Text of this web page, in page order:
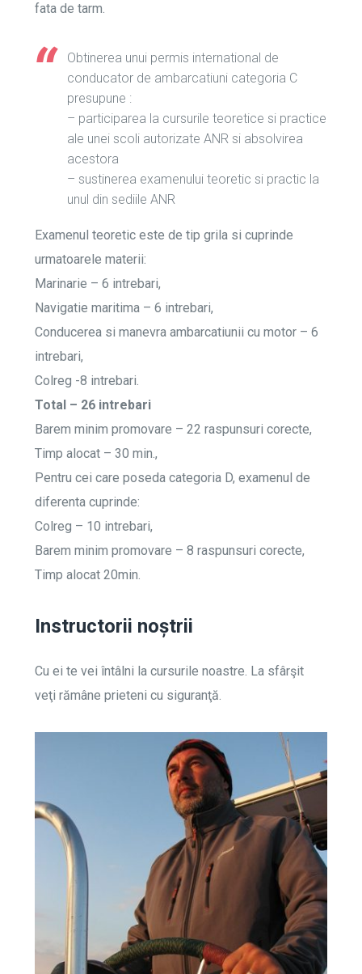
fata de tarm.
Obtinerea unui permis international de
conducator de ambarcatiuni categoria C
presupune :
– participarea la cursurile teoretice si practice
ale unei scoli autorizate ANR si absolvirea
acestora
– sustinerea examenului teoretic si practic la
unul din sediile ANR
Examenul teoretic este de tip grila si cuprinde
urmatoarele materii:
Marinarie – 6 intrebari,
Navigatie maritima – 6 intrebari,
Conducerea si manevra ambarcatiunii cu motor – 6
intrebari,
Colreg -8 intrebari.
Total – 26 intrebari
Barem minim promovare – 22 raspunsuri corecte,
Timp alocat – 30 min.,
Pentru cei care poseda categoria D, examenul de
diferenta cuprinde:
Colreg – 10 intrebari,
Barem minim promovare – 8 raspunsuri corecte,
Timp alocat 20min.
Instructorii noștrii
Cu ei te vei întâlni la cursurile noastre. La sfârşit
veţi rămâne prieteni cu siguranţă.